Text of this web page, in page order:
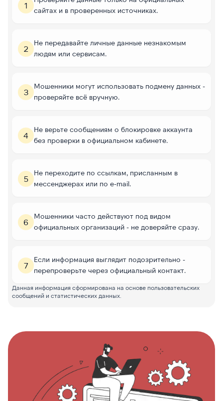
1
сайтах и в проверенных источниках.
2
Не передавайте личные данные незнакомым
людям или сервисам.
3
Мошенники могут использовать подмену данных -
проверяйте всё вручную.
4
Не верьте сообщениям о блокировке аккаунта
без проверки в официальном кабинете.
5
Не переходите по ссылкам, присланным в
мессенджерах или по e-mail.
6
Мошенники часто действуют под видом
официальных организаций - не доверяйте сразу.
7
Если информация выглядит подозрительно -
перепроверьте через официальный контакт.
Данная информация сформирована на основе пользовательских
сообщений и статистических данных.